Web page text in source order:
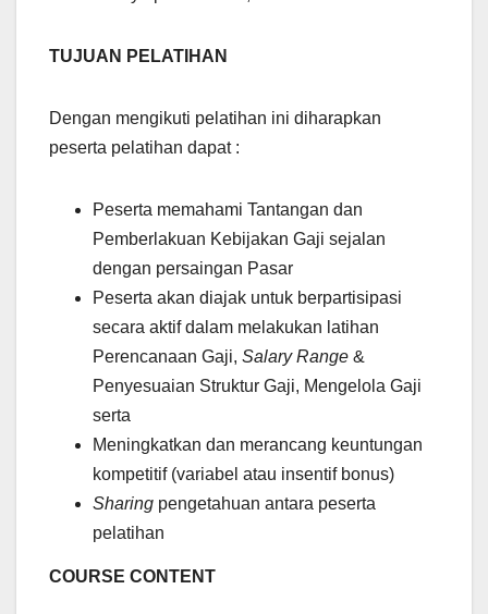
TUJUAN PELATIHAN
Dengan mengikuti pelatihan ini diharapkan
peserta pelatihan dapat :
Peserta memahami Tantangan dan
Pemberlakuan Kebijakan Gaji sejalan
dengan persaingan Pasar
Peserta akan diajak untuk berpartisipasi
secara aktif dalam melakukan latihan
Perencanaan Gaji, Salary Range &
Penyesuaian Struktur Gaji, Mengelola Gaji
serta
Meningkatkan dan merancang keuntungan
kompetitif (variabel atau insentif bonus)
Sharing pengetahuan antara peserta
pelatihan
COURSE CONTENT